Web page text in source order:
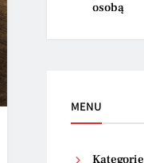
osobą
MENU
Kategorie